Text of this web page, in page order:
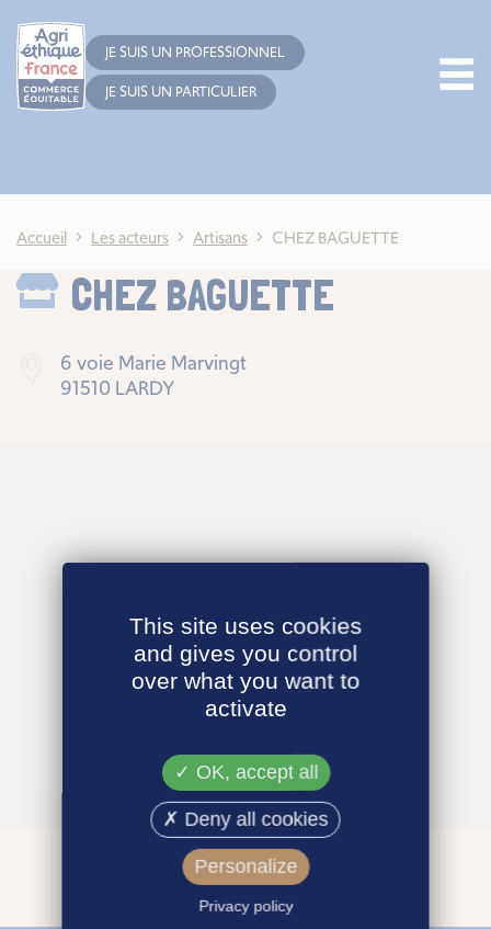
JE SUIS UN PROFESSIONNEL
JE SUIS UN PARTICULIER
Accueil Les acteurs Artisans CHEZ BAGUETTE
CHEZ BAGUETTE
6 voie Marie Marvingt
91510 LARDY
This site uses cookies
and gives you control
over what you want to
activate
OK, accept all
Deny all cookies
Personalize
Privacy policy